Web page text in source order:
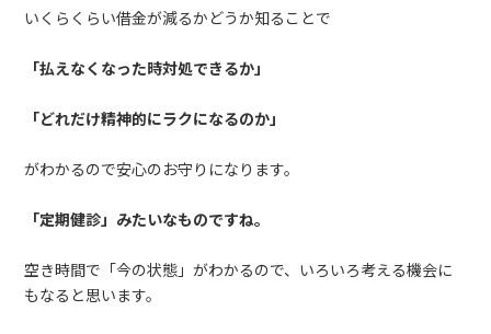
いくらくらい借金が減るかどうか知ることで
「払えなくなった時対処できるか」
「どれだけ精神的にラクになるのか」
がわかるので安心のお守りになります。
「定期健診」みたいなものですね。
空き時間で「今の状態」がわかるので、いろいろ考える機会に
もなると思います。